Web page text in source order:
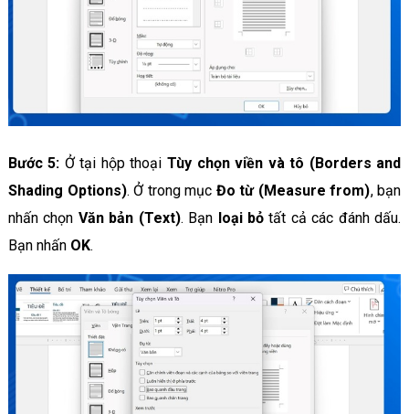
Bước 5: Ở tại hộp thoại Tùy chọn viền và tô (Borders and
Shading Options). Ở trong mục Đo từ (Measure from), bạn
nhấn chọn Văn bản (Text). Bạn loại bỏtất cả các đánh dấu.
Bạn nhấn OK.